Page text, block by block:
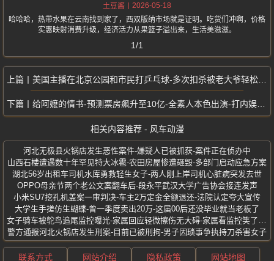
土豆酱
2026-05-18
哈哈哈，热带水果在云南找到家了，西双版纳市场就是证明。吃货们冲啊，价格
实惠映射消费升级，经济活力从果篮子溢出来，生活美滋滋。
1/1
美国主播在北京公园和市民打乒乓球-多次扣杀被老大爷轻松化解
给阿嬷的情书-预测票房飙升至10亿-全素人本色出演-打内娱资本响亮耳光
相关内容推荐 - 风车动漫
河北无极县火锅店发生恶性案件-嫌疑人已被抓获-案件正在侦办中
山西石楼遭遇数十年罕见特大冰雹-农田房屋惨遭砸毁-多部门启动应急方案
湖北56岁出租车司机水库勇救轻生女子-两人刚上岸司机心脏病突发去世
OPPO母亲节两个老公文案翻车后-段永平武汉大学广告协会接连发声
小米SU7挖孔机盖案一审判决-车主2万定金全额退还-法院认定夸大宣传
大学生手搓仿生蝴蝶-曾一季度卖出20万-这届00后还没毕业就当老板了
警方通报河北火锅店发生刑案-目前已被刑拘-男子因琐事争执持刀杀害女子
联系方式 网站介绍 隐私政策 网站地图